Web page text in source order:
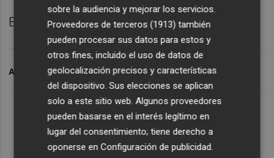
Lo Más Escuchado
Episodio completo en Plaza Pódcast.
ARCHIVADO EN PÓDCAST
sobre la audiencia y mejorar los servicios.
Proveedores de terceros (1913) también
pueden procesar sus datos para estos y
otros fines, incluido el uso de datos de
geolocalización precisos y características
del dispositivo. Sus elecciones se aplican
solo a este sitio web. Algunos proveedores
pueden basarse en el interés legítimo en
lugar del consentimiento; tiene derecho a
oponerse enConfiguración de publicidad.